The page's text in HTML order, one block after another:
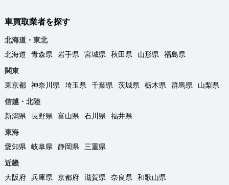
車買取業者を探す
北海道・東北
北海道
青森県 岩手県 宮城県 秋田県 山形県
福島県
関東
東京都
神奈川県 埼玉県 千葉県 茨城県 栃木県 群馬県
山梨県
信越・北陸
新潟県
長野県 富山県 石川県
福井県
東海
愛知県
岐阜県 静岡県
三重県
近畿
大阪府
兵庫県 京都府 滋賀県 奈良県
和歌山県